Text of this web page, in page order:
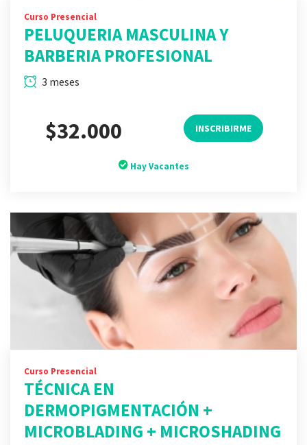
Curso Presencial
PELUQUERIA MASCULINA Y
BARBERIA PROFESIONAL
3 meses
$32.000 INSCRIBIRME
Hay Vacantes
Curso Presencial
TÉCNICA EN
DERMOPIGMENTACIÓN +
MICROBLADING + MICROSHADING